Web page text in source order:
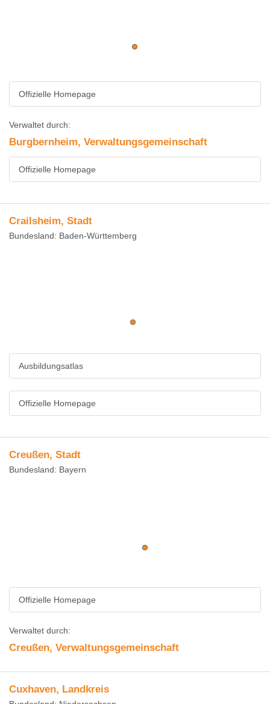
Offizielle Homepage
Verwaltet durch:
Burgbernheim, Verwaltungsgemeinschaft
Offizielle Homepage
Crailsheim, Stadt
Bundesland: Baden-Württemberg
Ausbildungsatlas
Offizielle Homepage
Creußen, Stadt
Bundesland: Bayern
Offizielle Homepage
Verwaltet durch:
Creußen, Verwaltungsgemeinschaft
Cuxhaven, Landkreis